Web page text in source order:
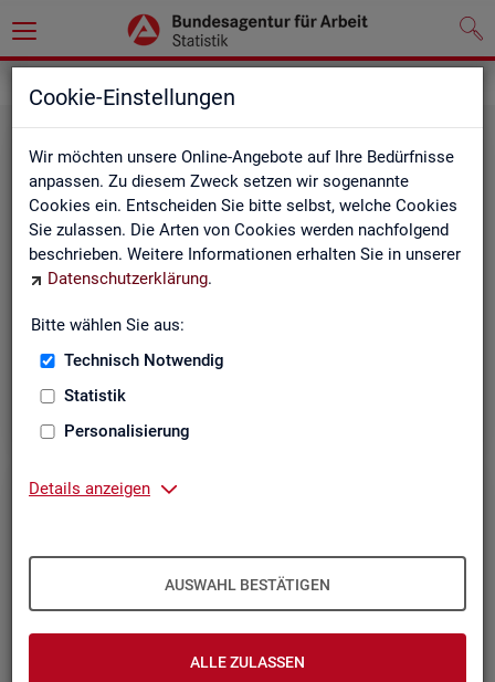
Cookie-Einstellungen
Wir möchten unsere Online-Angebote auf Ihre Bedürfnisse
anpassen. Zu diesem Zweck setzen wir sogenannte
Cookies ein. Entscheiden Sie bitte selbst, welche Cookies
Sie zulassen. Die Arten von Cookies werden nachfolgend
beschrieben. Weitere Informationen erhalten Sie in unserer
Datenschutzerklärung.
Bitte wählen Sie aus:
Technisch Notwendig
Statistik
Personalisierung
Details anzeigen
AUSWAHL BESTÄTIGEN
ALLE ZULASSEN
Die Kurzinformationen geben einen schnellen Überblick
über die Fachstatistiken der Statistik der BA.